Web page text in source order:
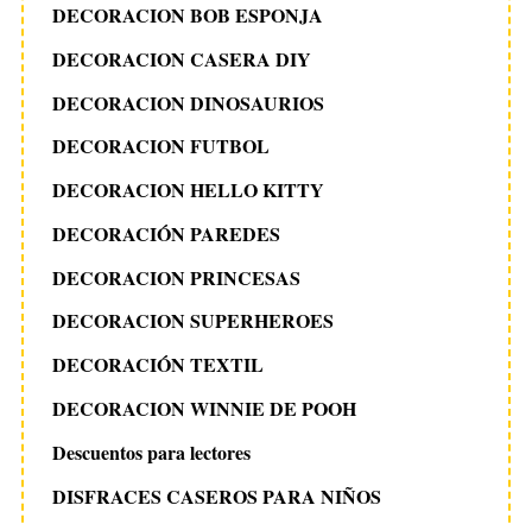
DECORACION BOB ESPONJA
DECORACION CASERA DIY
DECORACION DINOSAURIOS
DECORACION FUTBOL
DECORACION HELLO KITTY
DECORACIÓN PAREDES
DECORACION PRINCESAS
DECORACION SUPERHEROES
DECORACIÓN TEXTIL
DECORACION WINNIE DE POOH
Descuentos para lectores
DISFRACES CASEROS PARA NIÑOS